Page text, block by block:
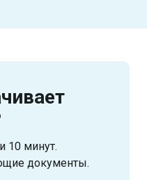
10 минут.
документы.